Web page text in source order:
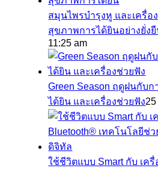
สมุนไพรบำรุงหู และเครื่อ
สุขภาพการได้ยินอย่างยั่ง
11:25 am
Green Season ฤดูฝนกับ
ได้ยิน และเครื่องช่วยฟัง
ใช้ชีวิตแบบ Smart กับ เครื่